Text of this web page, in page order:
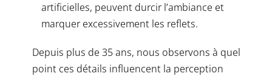
artificielles, peuvent durcir l’ambiance et
marquer excessivement les reflets.
Depuis plus de 35 ans, nous observons à quel
point ces détails influencent la perception